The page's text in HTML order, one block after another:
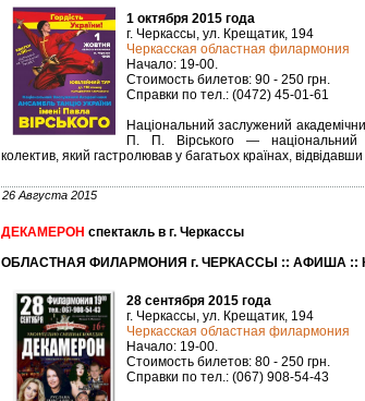
1 октября 2015 года
г. Черкассы, ул. Крещатик, 194
Черкасская областная филармония
Начало: 19-00.
Стоимость билетов: 90 - 250 грн.
Справки по тел.: (0472) 45-01-61
Національний заслужений
П. П. Вірського — національний
колектив, який гастролював у багатьох країнах, відвідавши
26 Августа 2015
ДЕКАМЕРОН спектакль в г. Черкассы
ОБЛАСТНАЯ ФИЛАРМОНИЯ г. ЧЕРКАССЫ :: АФИША ::
28 сентября 2015 года
г. Черкассы, ул. Крещатик, 194
Черкасская областная филармония
Начало: 19-00.
Стоимость билетов: 80 - 250 грн.
Справки по тел.: (067) 908-54-43